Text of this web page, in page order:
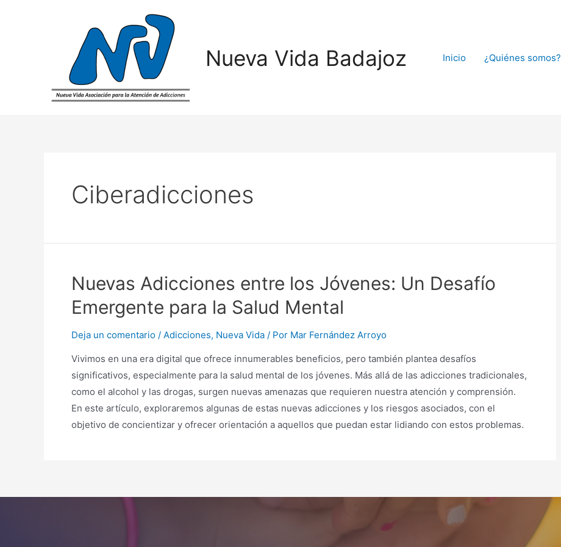
Nueva Vida Badajoz Inicio ¿Quiénes somos?
Ciberadicciones
Nuevas Adicciones entre los Jóvenes: Un Desafío
Emergente para la Salud Mental
Deja un comentario / Adicciones, Nueva Vida / Por Mar Fernández Arroyo
Vivimos en una era digital que ofrece innumerables beneficios, pero también plantea desafíos
significativos, especialmente para la salud mental de los jóvenes. Más allá de las adicciones tradicionales,
como el alcohol y las drogas, surgen nuevas amenazas que requieren nuestra atención y comprensión.
En este artículo, exploraremos algunas de estas nuevas adicciones y los riesgos asociados, con el
objetivo de concientizar y ofrecer orientación a aquellos que puedan estar lidiando con estos problemas.